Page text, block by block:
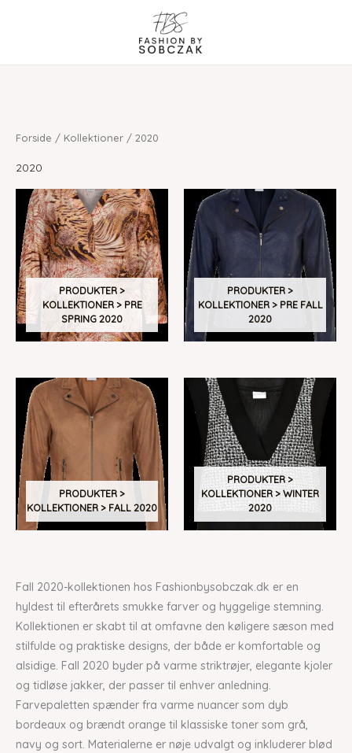
Forside / Kollektioner / 2020
2020
PRODUKTER >
KOLLEKTIONER > PRE
SPRING 2020
PRODUKTER >
KOLLEKTIONER > PRE FALL
2020
PRODUKTER >
KOLLEKTIONER > FALL 2020
PRODUKTER >
KOLLEKTIONER > WINTER
2020
Fall 2020-kollektionen hos Fashionbysobczak.dk er en
hyldest til efterårets smukke farver og hyggelige stemning.
Kollektionen er skabt til at omfavne den køligere sæson med
stilfulde og praktiske designs, der både er komfortable og
alsidige. Fall 2020 byder på varme striktrøjer, elegante kjoler
og tidløse jakker, der passer til enhver anledning.
Farvepaletten spænder fra varme nuancer som dyb
bordeaux og brændt orange til klassiske toner som grå,
navy og sort. Materialerne er nøje udvalgt og inkluderer blød